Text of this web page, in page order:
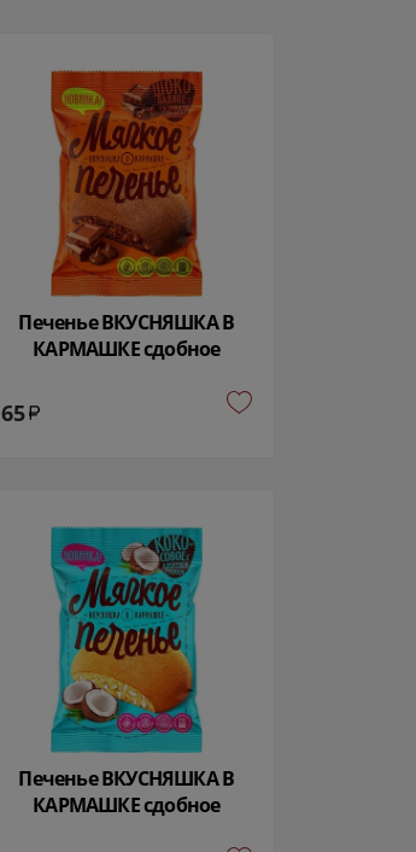
Печенье ВКУСНЯШКА В
КАРМАШКЕ сдобное
шоколада 50 гр 8777
65
Печенье ВКУСНЯШКА В
КАРМАШКЕ сдобное